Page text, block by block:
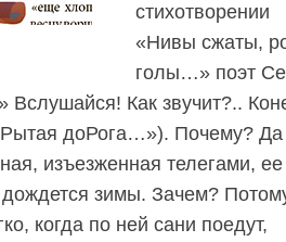
стихотворении
«Нивы сжаты,
голы…» поэт
Как звучит?..
доРога…»). Почему? Да
изъезженная телегами, ее
зимы. Зачем?
когда по ней сани поедут,